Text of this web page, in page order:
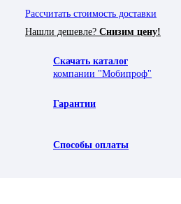
Рассчитать стоимость доставки
Нашли дешевле? Снизим цену!
Скачать каталог
компании "Мобипроф"
Гарантии
Способы оплаты